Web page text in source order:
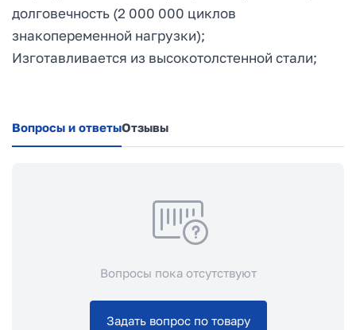
долговечность (2 000 000 циклов
знакопеременной нагрузки);
Изготавливается из высокотолстенной стали;
Вопросы и ответыОтзывы
Вопросы пока отсутствуют
Задать вопрос по товару